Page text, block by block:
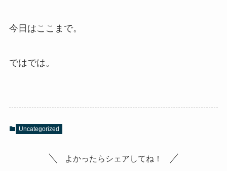
今日はここまで。
ではでは。
Uncategorized
よかったらシェアしてね！